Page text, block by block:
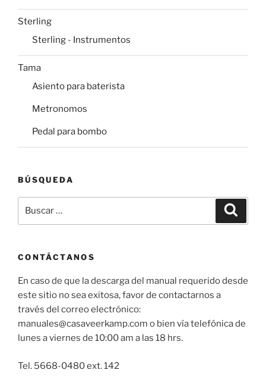
Sterling
Sterling - Instrumentos
Tama
Asiento para baterista
Metronomos
Pedal para bombo
BÚSQUEDA
por:
CONTÁCTANOS
En caso de que la descarga del manual requerido desde
este sitio no sea exitosa, favor de contactarnos a
través del correo electrónico:
manuales@casaveerkamp.com o bien vía telefónica de
lunes a viernes de 10:00 am a las 18 hrs.
Tel. 5668-0480 ext. 142